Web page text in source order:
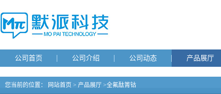
公司首页 公司介绍 公司动态 产品展厅
您当前的位置： 网站首页 > 产品展厅 >全氟酞箐钴